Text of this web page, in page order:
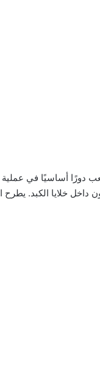
دورًا أساسيًا في
داخل خلايا الكبد.